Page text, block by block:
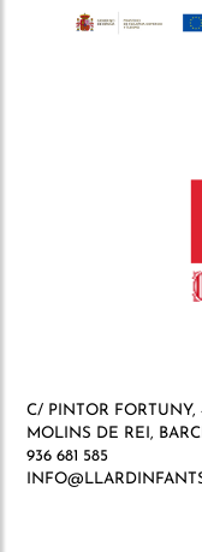
C/ PINTOR FORTUNY,
MOLINS DE REI,
936 681 585